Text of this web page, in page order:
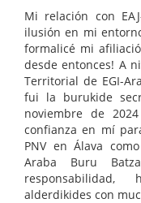
Mi relación con
ilusión en mi
formalicé mi
desde entonces! A
Territorial de EGI-
fui la burukide
noviembre de
confianza en mí
PNV en Álava
Araba Buru
alderdikides con